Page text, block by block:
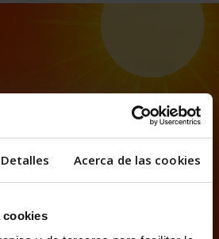
Detalles Acerca de las cookies
cookies